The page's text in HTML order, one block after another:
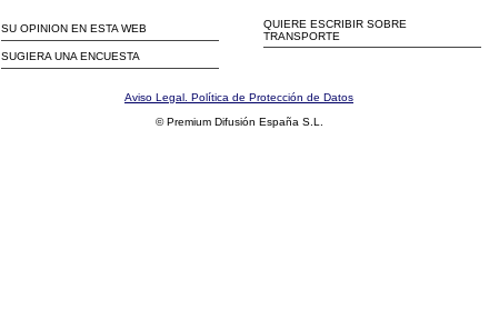
SU OPINION EN ESTA WEB
SUGIERA UNA ENCUESTA
QUIERE ESCRIBIR SOBRE
TRANSPORTE
Aviso Legal. Política de Protección de Datos
© Premium Difusión España S.L.